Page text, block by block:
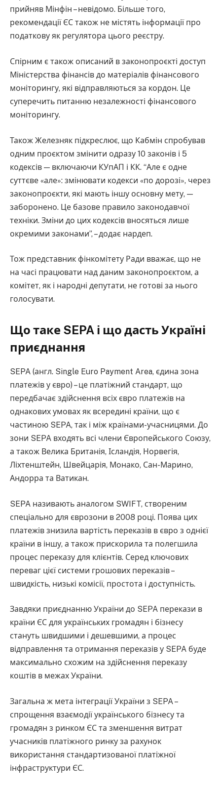
прийняв Мінфін – невідомо. Більше того,
рекомендації ЄС також не містять інформації про
податкову як регулятора цього реєстру.
Спірним є також описаний в законопроєкті доступ
Міністерства фінансів до матеріалів фінансового
моніторингу, які відправляються за кордон. Це
суперечить питанню незалежності фінансового
моніторингу.
Також Железняк підкреслює, що Кабмін спробував
одним проєктом змінити одразу 10 законів і 5
кодексів — включаючи КУпАП і КК. “Але є одне
суттєве «але»: змінювати кодекси «по дорозі», через
законопроєкти, які мають іншу основну мету, —
заборонено. Це базове правило законодавчої
техніки. Зміни до цих кодексів вносяться лише
окремими законами”, – додає нардеп.
Тож представник фінкомітету Ради вважає, що не
на часі працювати над даним законопроєктом, а
комітет, як і народні депутати, не готові за нього
голосувати.
Що таке SEPA і що дасть Україні
приєднання
SEPA (англ. Single Euro Payment Area, єдина зона
платежів у євро) – це платіжний стандарт, що
передбачає здійснення всіх євро платежів на
однакових умовах як всередині країни, що є
частиною SEPA, так і між країнами-учасницями. До
зони SEPA входять всі члени Європейського Союзу,
а також Велика Британія, Ісландія, Норвегія,
Ліхтенштейн, Швейцарія, Монако, Сан-Марино,
Андорра та Ватикан.
SEPA називають аналогом SWIFT, створеним
спеціально для єврозони в 2008 році. Поява цих
платежів знизила вартість переказів в євро з однієї
країни в іншу, а також прискорила та полегшила
процес переказу для клієнтів. Серед ключових
переваг цієї системи грошових переказів –
швидкість, низькі комісії, простота і доступність.
Завдяки приєднанню України до SEPA перекази в
країни ЄС для українських громадян і бізнесу
стануть швидшими і дешевшими, а процес
відправлення та отримання переказів у SEPA буде
максимально схожим на здійснення переказу
коштів в межах України.
Загальна ж мета інтеграції України з SEPA –
спрощення взаємодії українського бізнесу та
громадян з ринком ЄС та зменшення витрат
учасників платіжного ринку за рахунок
використання стандартизованої платіжної
інфраструктури ЄС.